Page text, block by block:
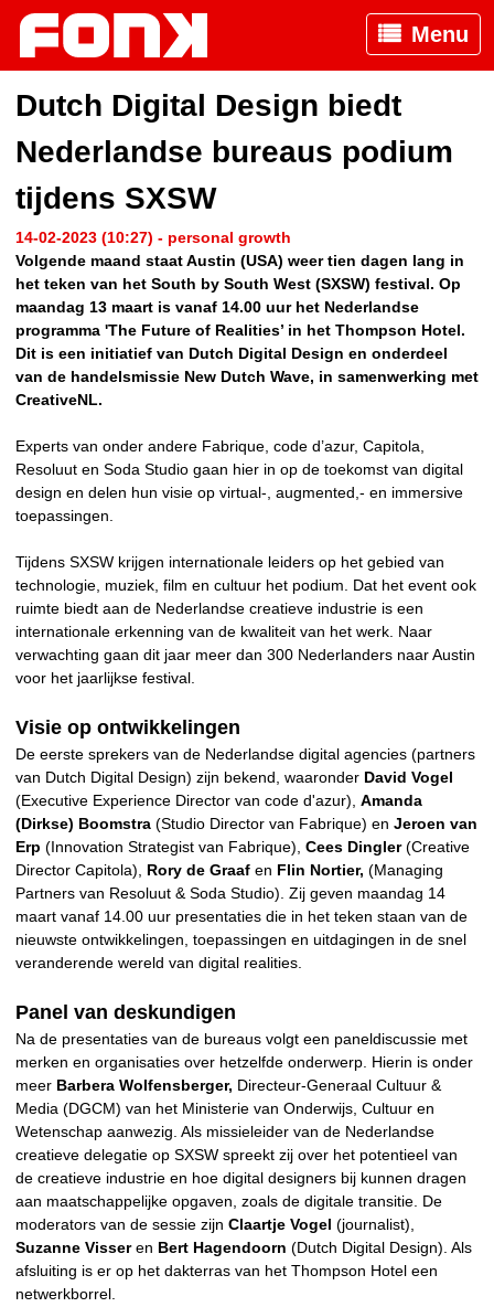
Menu
Dutch Digital Design biedt
Nederlandse bureaus podium
tijdens SXSW
14-02-2023 (10:27) - personal growth
Volgende maand staat Austin (USA) weer tien dagen lang in
het teken van het South by South West (SXSW) festival. Op
maandag 13 maart is vanaf 14.00 uur het Nederlandse
programma 'The Future of Realities’ in het Thompson Hotel.
Dit is een initiatief van Dutch Digital Design en onderdeel
van de handelsmissie New Dutch Wave, in samenwerking met
CreativeNL.
Experts van onder andere Fabrique, code d’azur, Capitola,
Resoluut en Soda Studio gaan hier in op de toekomst van digital
design en delen hun visie op virtual-, augmented,- en immersive
toepassingen.
Tijdens SXSW krijgen internationale leiders op het gebied van
technologie, muziek, film en cultuur het podium. Dat het event ook
ruimte biedt aan de Nederlandse creatieve industrie is een
internationale erkenning van de kwaliteit van het werk. Naar
verwachting gaan dit jaar meer dan 300 Nederlanders naar Austin
voor het jaarlijkse festival.
Visie op ontwikkelingen
De eerste sprekers van de Nederlandse digital agencies (partners
van Dutch Digital Design) zijn bekend, waaronder David Vogel
(Executive Experience Director van code d'azur), Amanda
(Dirkse) Boomstra (Studio Director van Fabrique) en Jeroen van
Erp (Innovation Strategist van Fabrique), Cees Dingler(Creative
Director Capitola), Rory de Graaf en Flin Nortier, (Managing
Partners van Resoluut & Soda Studio). Zij geven maandag 14
maart vanaf 14.00 uur presentaties die in het teken staan van de
nieuwste ontwikkelingen, toepassingen en uitdagingen in de snel
veranderende wereld van digital realities.
Panel van deskundigen
Na de presentaties van de bureaus volgt een paneldiscussie met
merken en organisaties over hetzelfde onderwerp. Hierin is onder
meer Barbera Wolfensberger, Directeur-Generaal Cultuur &
Media (DGCM) van het Ministerie van Onderwijs, Cultuur en
Wetenschap aanwezig. Als missieleider van de Nederlandse
creatieve delegatie op SXSW spreekt zij over het potentieel van
de creatieve industrie en hoe digital designers bij kunnen dragen
aan maatschappelijke opgaven, zoals de digitale transitie. De
moderators van de sessie zijn Claartje Vogel (journalist),
Suzanne Visseren Bert Hagendoorn (Dutch Digital Design). Als
afsluiting is er op het dakterras van het Thompson Hotel een
netwerkborrel.